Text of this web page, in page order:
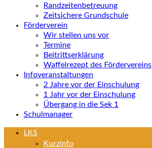
Randzeitenbetreuung
Zeitsichere Grundschule
Förderverein
Wir stellen uns vor
Termine
Beitrittserklärung
Waffelrezept des Fördervereins
Infoveranstaltungen
2 Jahre vor der Einschulung
1 Jahr vor der Einschulung
Übergang in die Sek 1
Schulmanager
LKS
Kurzinfo